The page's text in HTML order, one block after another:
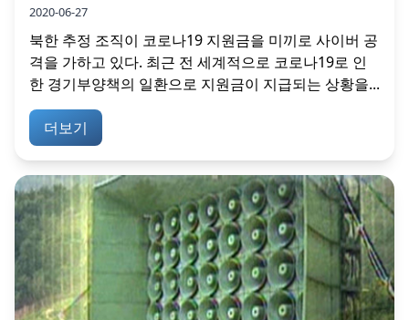
2020-06-27
북한 추정 조직이 코로나19 지원금을 미끼로 사이버 공
격을 가하고 있다. 최근 전 세계적으로 코로나19로 인
한 경기부양책의 일환으로 지원금이 지급되는 상황을...
더보기